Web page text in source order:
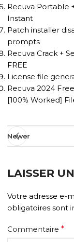
Recuva Portable
Instant
Patch installer
prompts
Recuva Crack +
FREE
License file
Recuva 2024
[100% Worked]
Newer
LAISSER
Votre adresse e-
obligatoires sont
Commentaire *